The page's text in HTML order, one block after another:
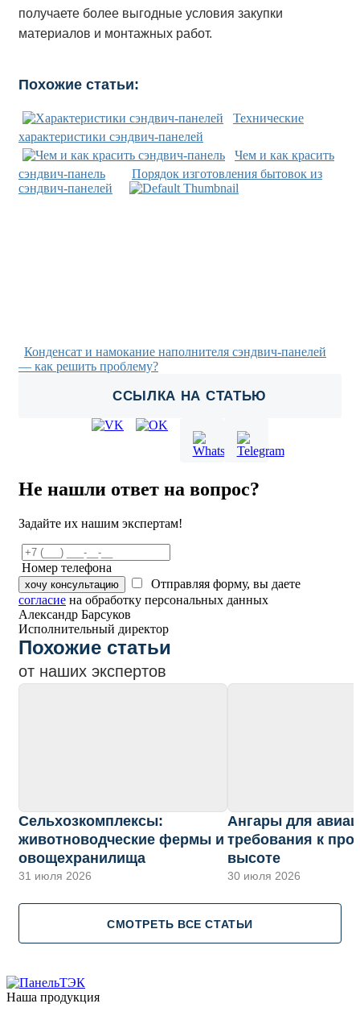
получаете более выгодные условия закупки
материалов и монтажных работ.
Похожие статьи:
Технические
характеристики сэндвич-панелей
Чем и как красить
сэндвич-панель
Порядок изготовления бытовок из
сэндвич-панелей
Конденсат и намокание наполнителя сэндвич-панелей
— как решить проблему?
ССЫЛКА НА СТАТЬЮ
Не нашли ответ на вопрос?
Задайте их нашим экспертам!
Номер телефона
хочу консультацию
Отправляя форму, вы даете
согласие на обработку персональных данных
Александр Барсуков
Исполнительный директор
Похожие статьи
от наших экспертов
Сельхозкомплексы:
животноводческие фермы и
овощехранилища
31 июля 2026
Ангары для
требования к
высоте
30 июля 2026
СМОТРЕТЬ ВСЕ СТАТЬИ
Наша продукция